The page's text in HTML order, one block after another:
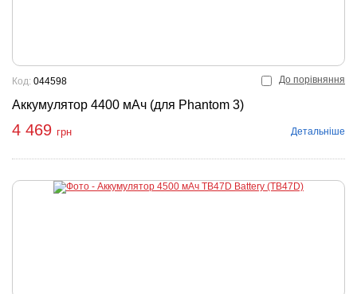
До порівняння
Аккумулятор 4400 мАч (для Phantom 3)
Код: 044598
4 469 грн Детальніше